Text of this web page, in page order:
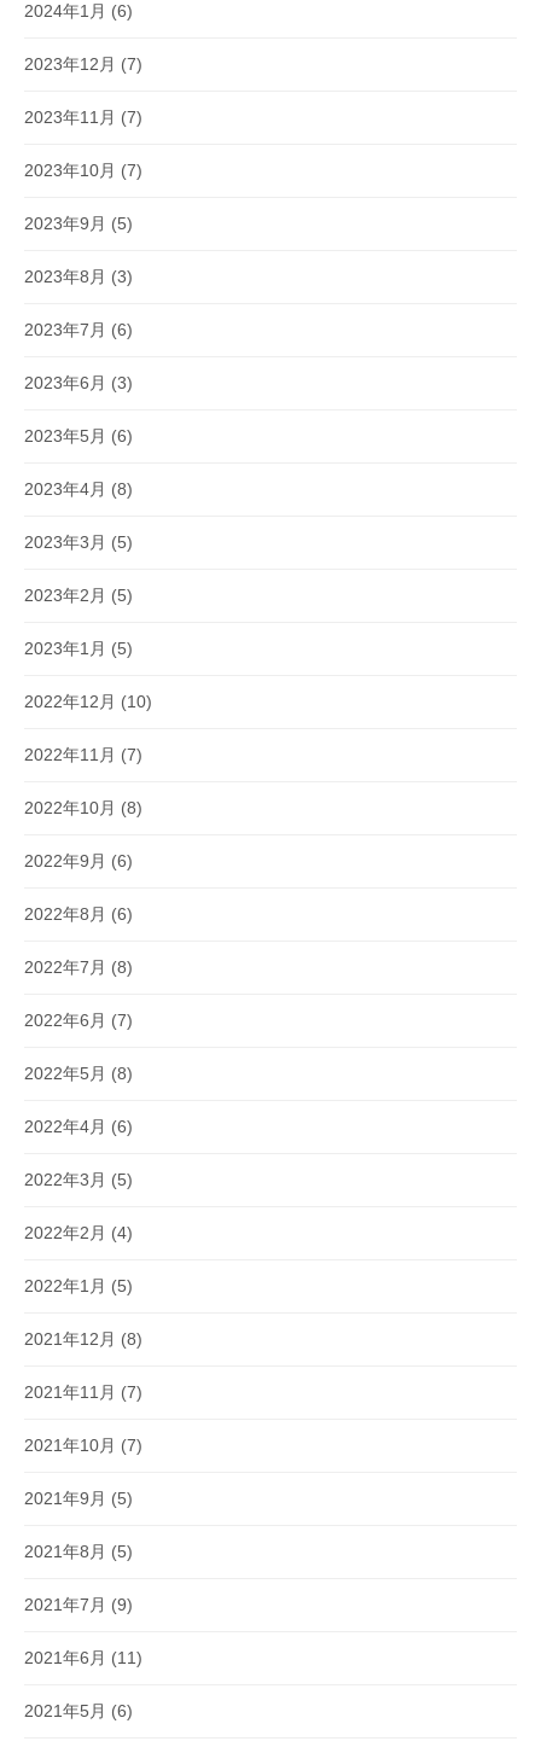
2024年1月 (6)
2023年12月 (7)
2023年11月 (7)
2023年10月 (7)
2023年9月 (5)
2023年8月 (3)
2023年7月 (6)
2023年6月 (3)
2023年5月 (6)
2023年4月 (8)
2023年3月 (5)
2023年2月 (5)
2023年1月 (5)
2022年12月 (10)
2022年11月 (7)
2022年10月 (8)
2022年9月 (6)
2022年8月 (6)
2022年7月 (8)
2022年6月 (7)
2022年5月 (8)
2022年4月 (6)
2022年3月 (5)
2022年2月 (4)
2022年1月 (5)
2021年12月 (8)
2021年11月 (7)
2021年10月 (7)
2021年9月 (5)
2021年8月 (5)
2021年7月 (9)
2021年6月 (11)
2021年5月 (6)